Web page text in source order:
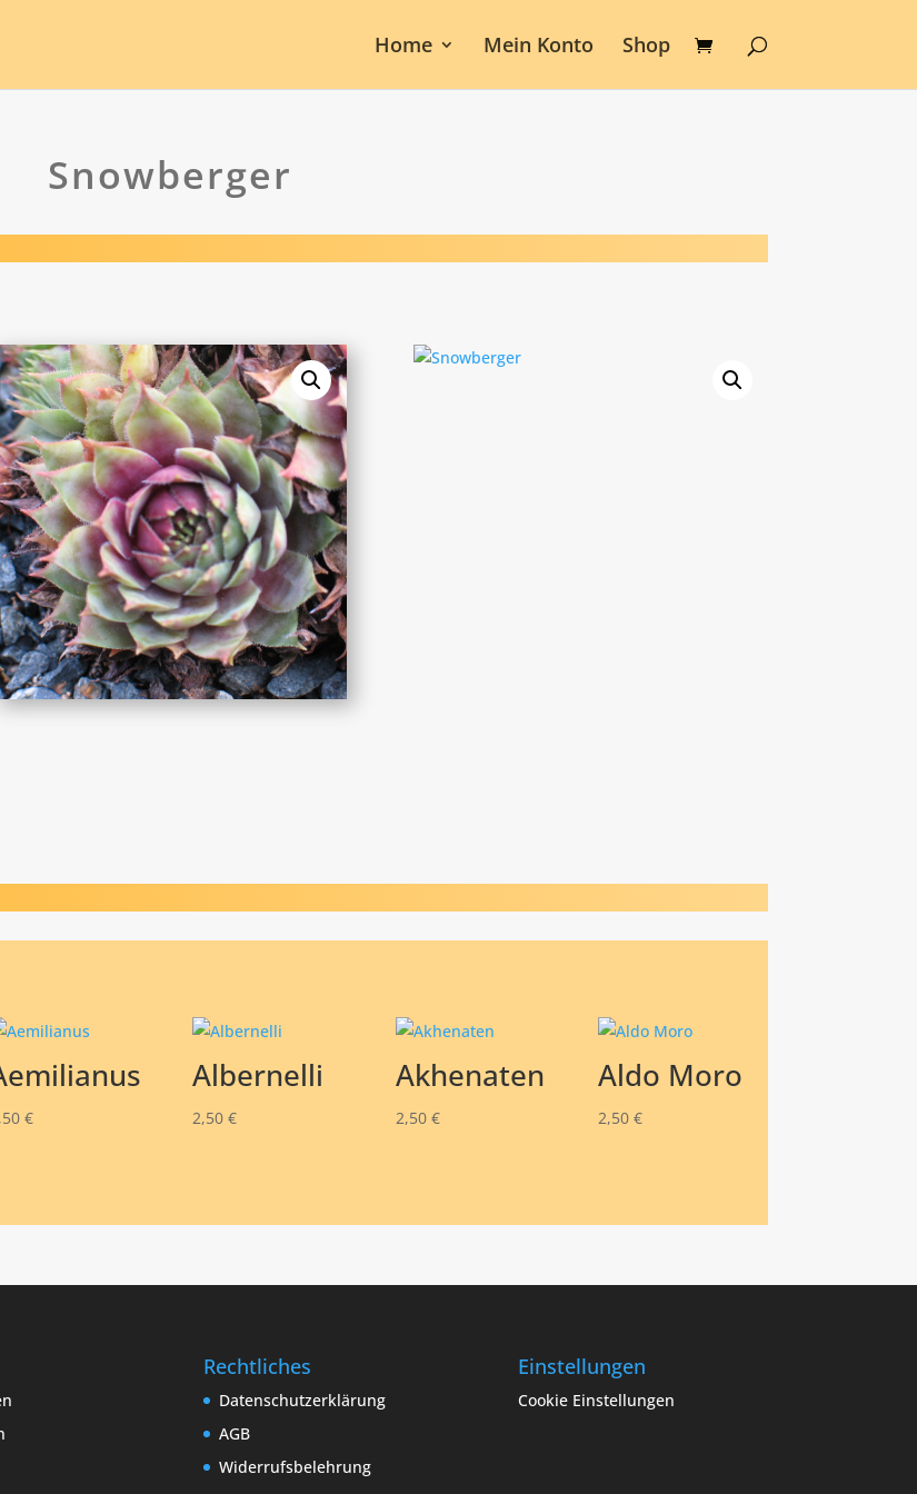
Home Mein Konto Shop
Snowberger
€
Albernelli
2,50 €
Akhenaten
2,50 €
Aldo Moro
2,50€
Rechtliches
Datenschutzerklärung
AGB
Widerrufsbelehrung
Einstellungen
Cookie Einstellungen